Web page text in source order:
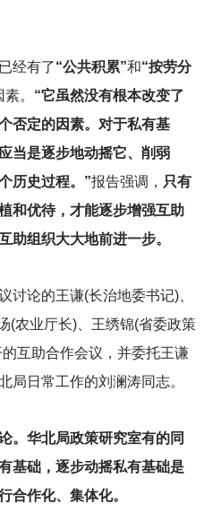
经有了“公共积累”和“按劳分
。 “它虽然没有根本改变了
否定的因素。对于私有基
当是逐步地动摇它、削弱
历史过程。”报告强调， 只有
和优待，才能逐步增强互助
助组织大大地前进一步。
讨论的王谦(长治地委书记)、
(农业厅长)、王绣锦(省委政策
互助合作会议，并委托王谦
局日常工作的刘澜涛同志。
。华北局政策研究室有的同
基础，逐步动摇私有基础是
合作化、集体化。